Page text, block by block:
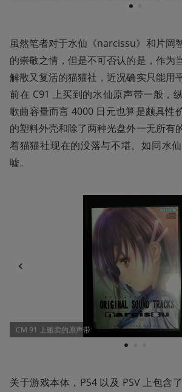
1
虽然笔者对于水仙《narcissu》和片岡
的崇敬之情，但是不可否认的是，作为
解散又复活的猫猫社，近况确实只能用
前在 C91 上买到的水仙原声带一般，
歌曲容量而言 4000 日元也算是颇具性
的塑料外壳和除了两种光盘外一无所有
着猫猫社现在的没落与不堪。如同水
嘘。
CM 91 上贩卖的原声带
1
关于游戏本体，PS4 以及 PSV 上包含